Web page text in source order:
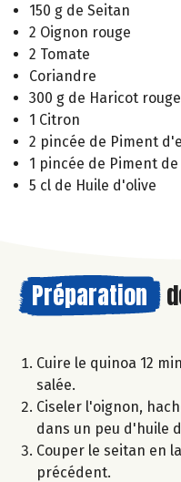
150 g de Seitan
2 Oignon rouge
2 Tomate
Coriandre
300 g de Haricot rouge
1 Citron
2 pincée de Piment
1 pincée de Piment
5 cl de Huile d'olive
Préparation
Cuire le quinoa 12
salée.
Ciseler l'oignon,
dans un peu d'huile
Couper le seitan en
précédent.